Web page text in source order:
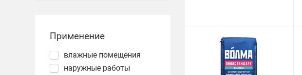
Применение
влажные помещения
наружные работы